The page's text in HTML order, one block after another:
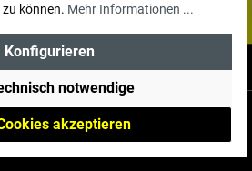
können. Mehr Informationen ...
akzeptieren
notwendige
Konfigurieren